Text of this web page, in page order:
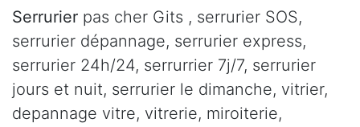
Serrurier pas cher Gits , serrurier SOS,
serrurier dépannage, serrurier express,
serrurier 24h/24, serrurrier 7j/7, serrurier
jours et nuit, serrurier le dimanche, vitrier,
depannage vitre, vitrerie, miroiterie,